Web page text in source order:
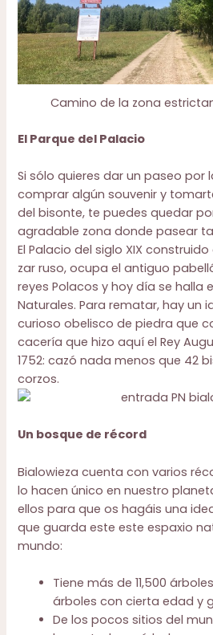
Camino de la zona
El Parque del Palacio
Si sólo quieres dar un paseo por
comprar algún souvenir y
del bisonte, te puedes quedar
agradable zona donde pasear
El Palacio del siglo XIX
zar ruso, ocupa el antiguo
reyes Polacos y hoy día se halla
Naturales. Para rematar, hay un
curioso obelisco de piedra que
cacería que hizo aquí el Rey
1752: cazó nada menos que 42
corzos.
Un bosque de récord
Bialowieza cuenta con varios
lo hacen único en nuestro
ellos para que os hagáis una
que guarda este este espaxio
mundo:
Tiene más de 11,500
árboles con cierta edad y
De los pocos sitios del